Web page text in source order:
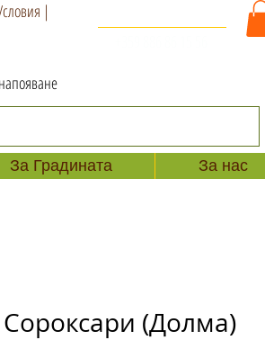
|
За Градината За нас
(Долма)